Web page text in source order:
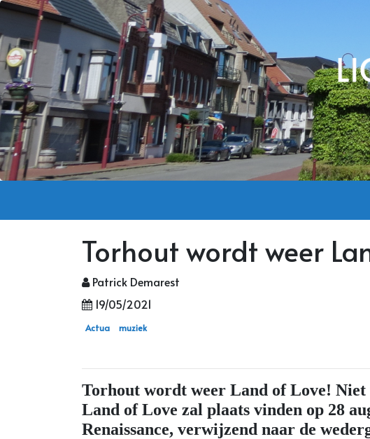
Torhout wordt weer
Patrick Demarest
19/05/2021
Actua muziek
Torhout wordt weer Land of Love! Niet
Land of Love zal plaats vinden op 28
Renaissance, verwijzend naar de